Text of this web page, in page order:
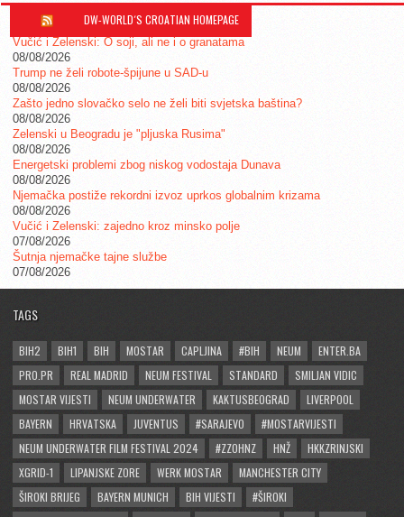
DW-WORLD´S CROATIAN HOMEPAGE
Vučić i Zelenski: O soji, ali ne i o granatama
08/08/2026
Trump ne želi robote-špijune u SAD-u
08/08/2026
Zašto jedno slovačko selo ne želi biti svjetska baština?
08/08/2026
Zelenski u Beogradu je "pljuska Rusima"
08/08/2026
Energetski problemi zbog niskog vodostaja Dunava
08/08/2026
Njemačka postiže rekordni izvoz uprkos globalnim krizama
08/08/2026
Vučić i Zelenski: zajedno kroz minsko polje
07/08/2026
Šutnja njemačke tajne službe
07/08/2026
TAGS
BIH2 BIH1 BIH MOSTAR CAPLJINA #BIH NEUM
ENTER.BA
PRO.PR
REAL MADRID NEUM FESTIVAL STANDARD
SMILJAN VIDIC
MOSTAR VIJESTI
NEUM UNDERWATER KAKTUSBEOGRAD
LIVERPOOL
BAYERN
HRVATSKA JUVENTUS #SARAJEVO
#MOSTARVIJESTI
NEUM UNDERWATER FILM FESTIVAL 2024
#ZZOHNZ HNŽ
HKKZRINJSKI
XGRID-1
LIPANJSKE ZORE WERK MOSTAR
MANCHESTER CITY
ŠIROKI BRIJEG
BAYERN MUNICH BIH VIJESTI
#ŠIROKI